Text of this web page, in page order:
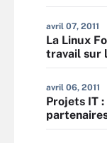
avril 07, 2011
La Linux
travail sur
avril 06, 2011
Projets IT